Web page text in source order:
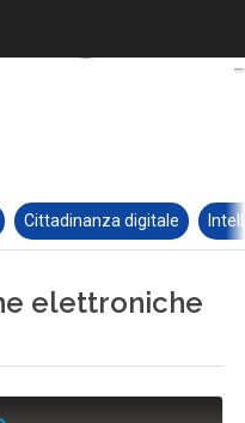
Cittadinanza digitale
elettroniche